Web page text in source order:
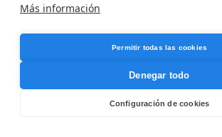
Más información
Permitir todas las cookies
Denegar todo
Configuración de cookies